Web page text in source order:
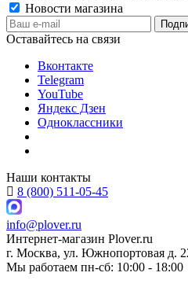
Новости магазина
Оставайтесь на связи
Вконтакте
Telegram
YouTube
Яндекс Дзен
Одноклассники
Наши контакты
8 (800) 511-05-45
info@plover.ru
Интернет-магазин Plover.ru
г. Москва, ул. Южнопортовая д.
Мы работаем пн-сб: 10:00 - 18:00